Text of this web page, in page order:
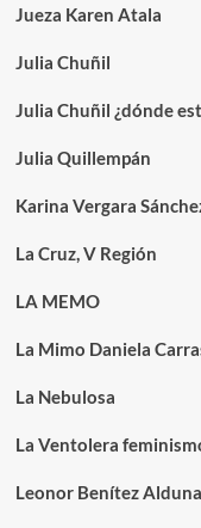
Jueza Karen Atala
Julia Chuñil
Julia Chuñil ¿dónde
Julia Quillempán
Karina Vergara
La Cruz, V Región
LA MEMO
La Mimo Daniela
La Nebulosa
La Ventolera
Leonor Benítez